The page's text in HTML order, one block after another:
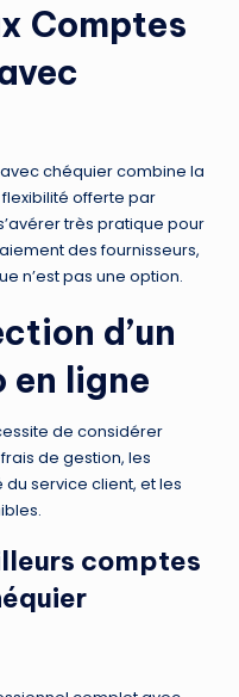
Comptes
chéquier combine la
offerte par
très pratique pour
des fournisseurs,
n’est pas une option.
d’un
en ligne
de considérer
de gestion, les
service client, et les
comptes